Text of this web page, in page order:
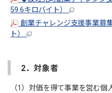
59.6キロバイト）
創業チャレンジ支援事業募
ト）
2．対象者
（1）対価を得て事業を営む